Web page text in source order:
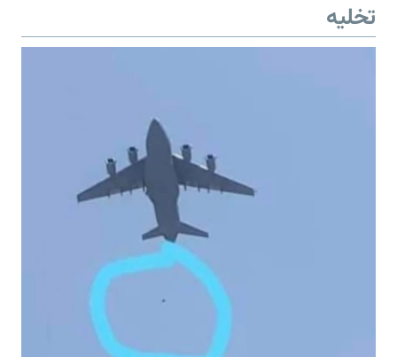
تخلیه